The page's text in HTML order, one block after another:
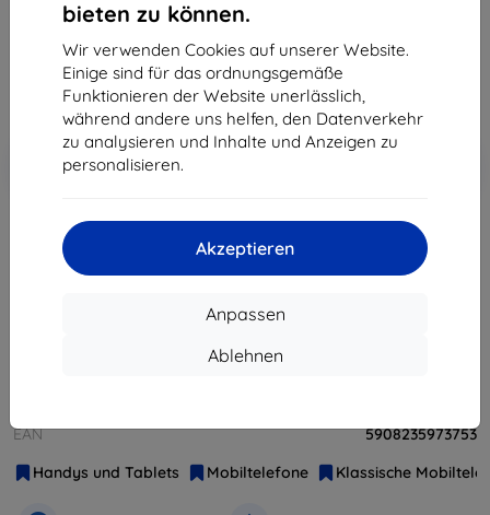
bieten zu können.
Wir verwenden Cookies auf unserer Website.
Einige sind für das ordnungsgemäße
Funktionieren der Website unerlässlich,
während andere uns helfen, den Datenverkehr
zu analysieren und Inhalte und Anzeigen zu
personalisieren.
Akzeptieren
Anpassen
Ablehnen
20,90 €
18,80 €
ohne MWSt15,80 €
-10%
Rabatt mit Gutschein
EXTRA10
In den
ausverkauft
EAN
5908235973753
Handys und Tablets
Mobiltelefone Klassische